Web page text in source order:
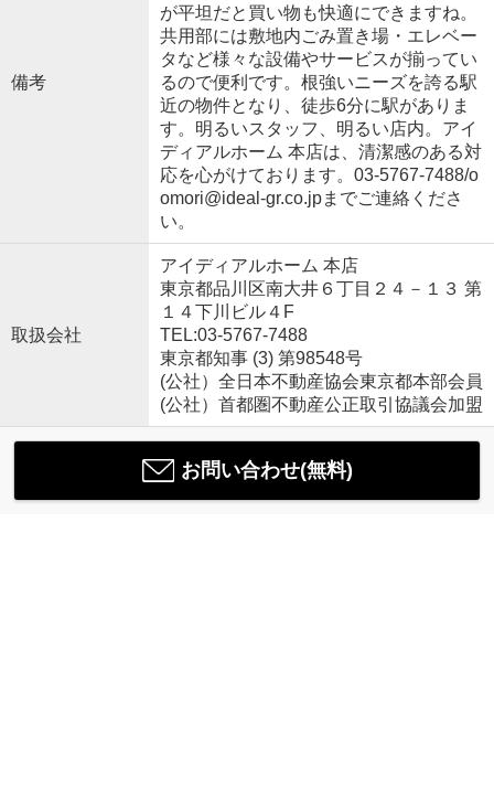
備考
が平坦だと買い物も快適にできますね。
共用部には敷地内ごみ置き場・エレベー
タなど様々な設備やサービスが揃ってい
るので便利です。根強いニーズを誇る駅
近の物件となり、徒歩6分に駅がありま
す。明るいスタッフ、明るい店内。アイ
ディアルホーム 本店は、清潔感のある対
応を心がけております。03-5767-7488/o
omori@ideal-gr.co.jpまでご連絡くださ
い。
取扱会社
アイディアルホーム 本店
東京都品川区南大井６丁目２４－１３ 第
１４下川ビル４F
TEL:03-5767-7488
東京都知事 (3) 第98548号
(公社）全日本不動産協会東京都本部会員
(公社）首都圏不動産公正取引協議会加盟
お問い合わせ(無料)